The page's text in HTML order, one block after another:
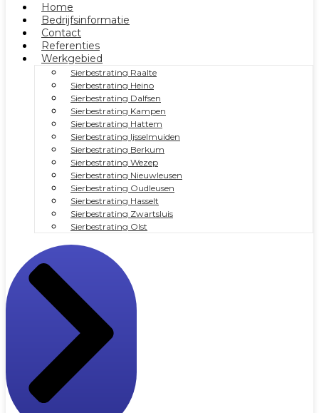
Home
Bedrijfsinformatie
Contact
Referenties
Werkgebied
Sierbestrating Raalte
Sierbestrating Heino
Sierbestrating Dalfsen
Sierbestrating Kampen
Sierbestrating Hattem
Sierbestrating Ijsselmuiden
Sierbestrating Berkum
Sierbestrating Wezep
Sierbestrating Nieuwleusen
Sierbestrating Oudleusen
Sierbestrating Hasselt
Sierbestrating Zwartsluis
Sierbestrating Olst